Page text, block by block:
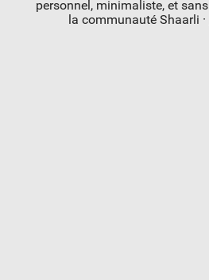
personnel, minimaliste, et
la communauté Shaarli ·